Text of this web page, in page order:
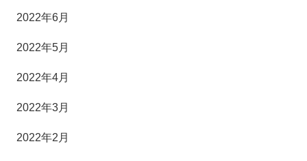
2022年6月
2022年5月
2022年4月
2022年3月
2022年2月